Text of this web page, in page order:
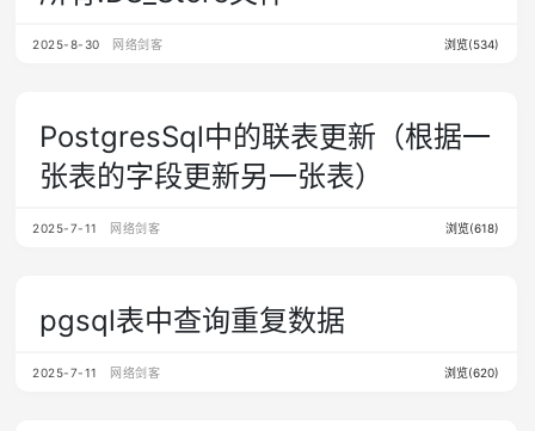
2025-8-30 网络剑客 浏览(534)
PostgresSql中的联表更新（根据一
张表的字段更新另一张表）
2025-7-11 网络剑客 浏览(618)
pgsql表中查询重复数据
2025-7-11 网络剑客 浏览(620)